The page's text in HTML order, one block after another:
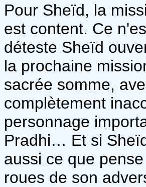
Pour Sheïd, la
est content. Ce
déteste Sheïd
la prochaine
sacrée somme,
complètement
personnage
Pradhi… Et si
aussi ce que
roues de son